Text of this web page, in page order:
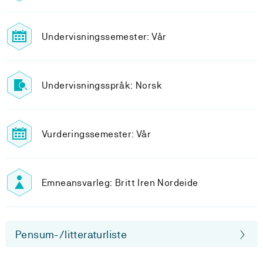
Undervisningssemester: Vår
Undervisningsspråk: Norsk
Vurderingssemester: Vår
Emneansvarleg: Britt Iren Nordeide
Pensum-/litteraturliste